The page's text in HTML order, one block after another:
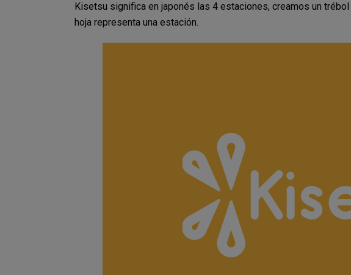
Kisetsu significa en japonés las 4 estaciones, creamos un
hoja representa una estación.